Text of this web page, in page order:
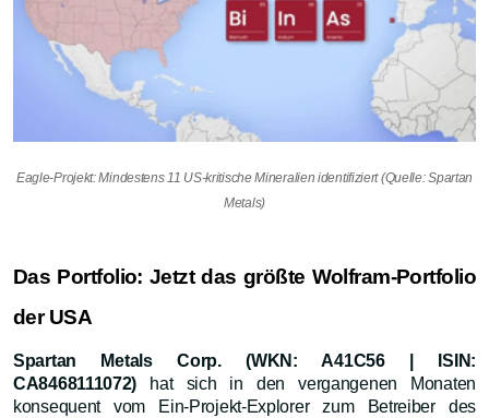
Eagle-Projekt: Mindestens 11 US-kritische Mineralien identifiziert (Quelle: Spartan
Metals)
Das Portfolio: Jetzt das größte Wolfram-Portfolio
der USA
Spartan Metals Corp. (WKN: A41C56 | ISIN:
CA8468111072) hat sich in den vergangenen Monaten
konsequent vom Ein-Projekt-Explorer zum Betreiber des